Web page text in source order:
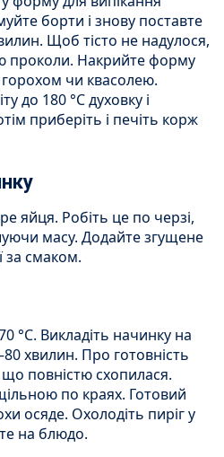
борти і знову поставте
Щоб тісто не надулося,
проколи. Накрийте форму
чи квасолею.
до 180 °С духовку і
приберіть і печіть корж
яйця. Робіть це по черзі,
масу. Додайте згущене
за смаком.
°С. Викладіть начинку на
хвилин. Про готовність
повністю схопилася.
по краях. Готовий
осяде. Охолодіть пиріг у
на блюдо.